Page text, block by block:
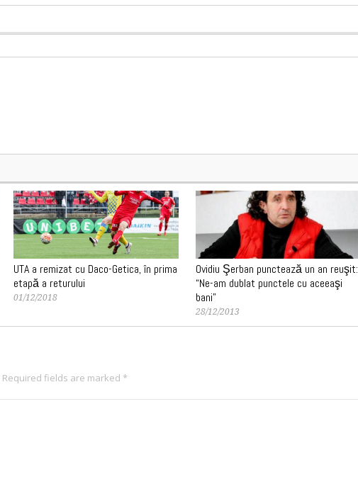
UTA a remizat cu Daco-Getica, în prima
etapă a returului
01/12/2018
Ovidiu Şerban punctează un an reuşit:
“Ne-am dublat punctele cu aceeaşi
bani”
28/12/2013
Required fields are marked *